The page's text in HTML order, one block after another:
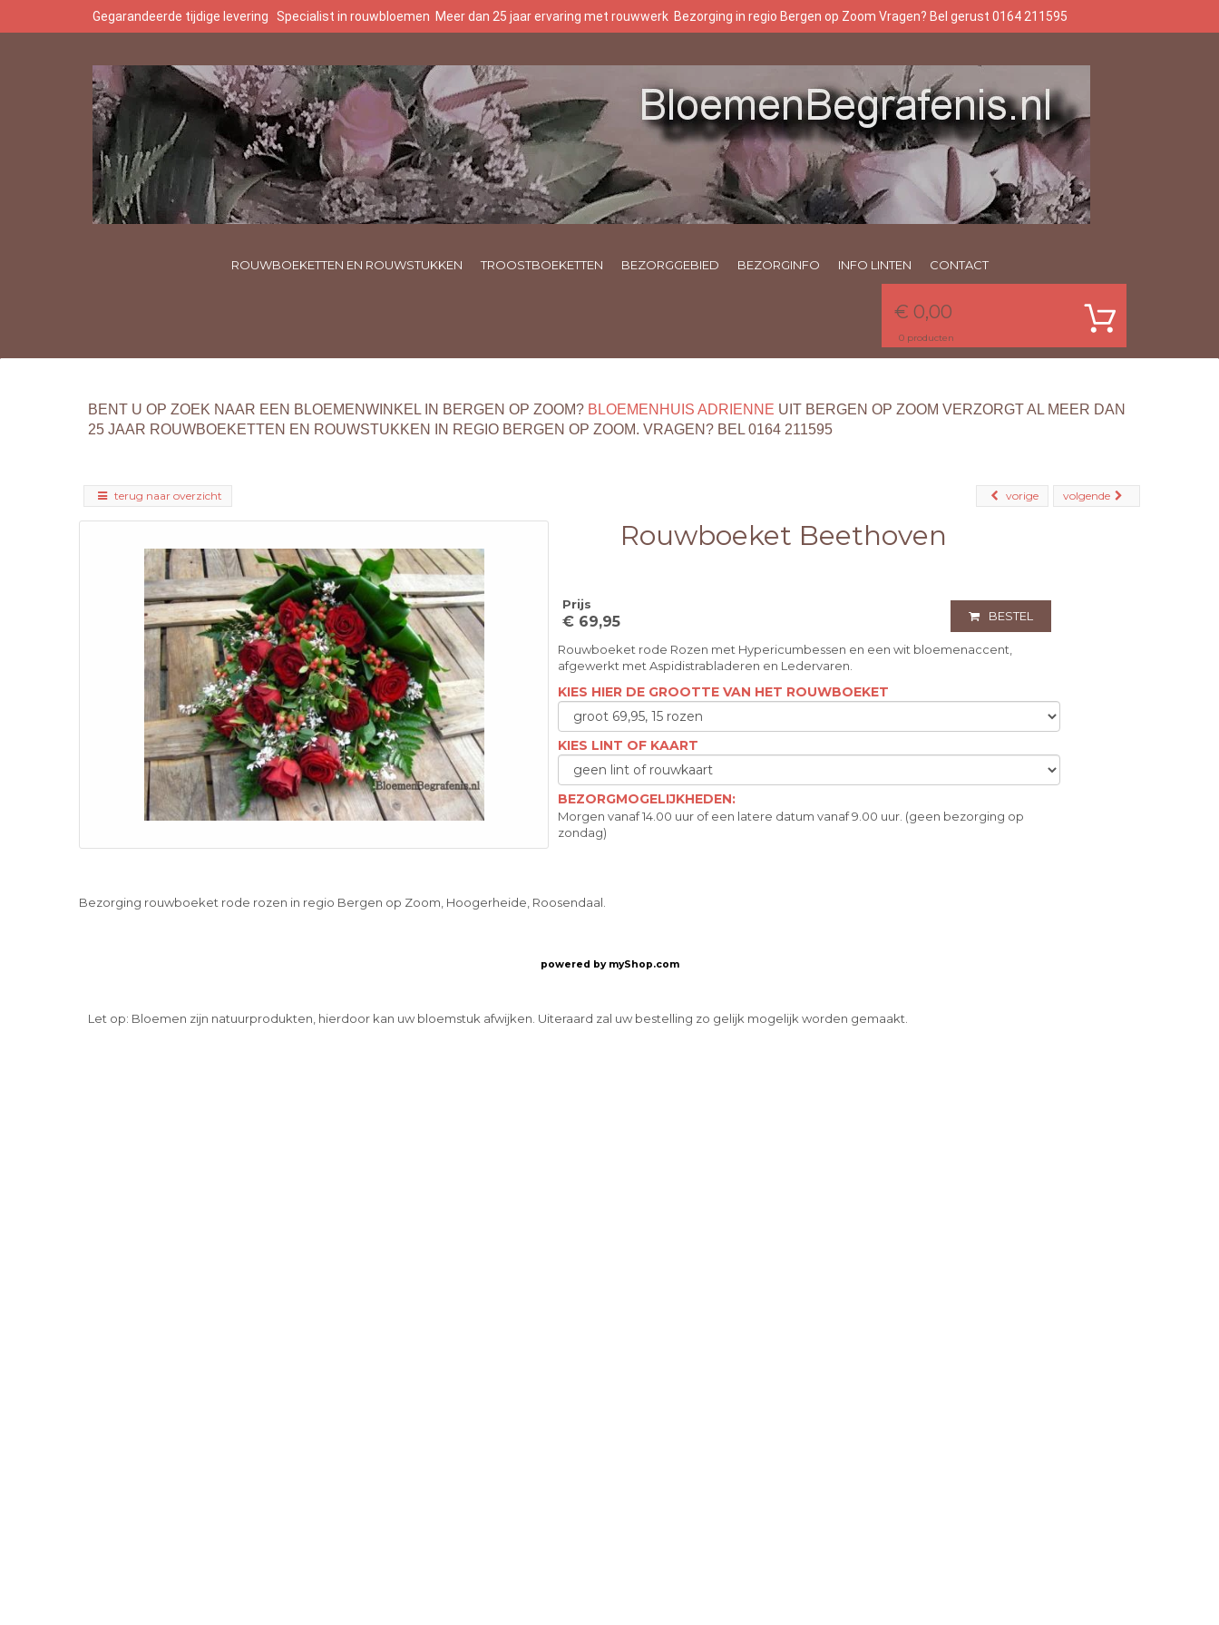
Gegarandeerde tijdige levering Specialist in rouwbloemen Meer dan 25 jaar ervaring met rouwwerk Bezorging in regio Bergen op Zoom Vragen? Bel gerust 0164 211595
ROUWBOEKETTEN EN ROUWSTUKKEN TROOSTBOEKETTEN BEZORGGEBIED BEZORGINFO INFO LINTEN CONTACT
€ 0,00
0 producten
BENT U OP ZOEK NAAR EEN BLOEMENWINKEL IN BERGEN OP ZOOM? BLOEMENHUIS ADRIENNE UIT BERGEN OP ZOOM VERZORGT AL MEER DAN
25 JAAR ROUWBOEKETTEN EN ROUWSTUKKEN IN REGIO BERGEN OP ZOOM. VRAGEN? BEL 0164 211595
terug naar overzicht volgende
vorige
Rouwboeket Beethoven
Prijs
€ 69,95 BESTEL
Rouwboeket rode Rozen met Hypericumbessen en een wit bloemenaccent,
afgewerkt met Aspidistrabladeren en Ledervaren.
KIES HIER DE GROOTTE VAN HET ROUWBOEKET
KIES LINT OF KAART
BEZORGMOGELIJKHEDEN:
Morgen vanaf 14.00 uur of een latere datum vanaf 9.00 uur. (geen bezorging op
zondag)
Bezorging rouwboeket rode rozen in regio Bergen op Zoom, Hoogerheide, Roosendaal.
powered by myShop.com
Let op: Bloemen zijn natuurprodukten, hierdoor kan uw bloemstuk afwijken. Uiteraard zal uw bestelling zo gelijk mogelijk worden gemaakt.